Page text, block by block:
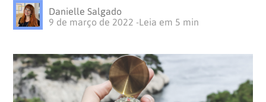
Danielle Salgado
9 de março de 2022 -Leia em 5 min
Pesquisas
Inovação
Customer
Experience
No
SOBRE
O
OPINION
SOLUÇÕES
Pesquisas
CONTATO